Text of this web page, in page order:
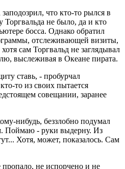
что кто-то рылся в
не было, да и кто
босса. Однако обратил
отслеживающей визиты,
сам Торгвальд не заглядывал
выслеживая в Океане пирата.
ставь, - пробурчал
то из своих пытается
совещании, заранее
нибудь, беззлобно подумал
Поймаю - руки выдерну. Из
Хотя, может, показалось. Сам
не испорчено и не